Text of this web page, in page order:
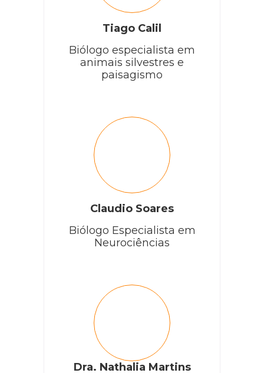
Tiago Calil
Biólogo especialista em
animais silvestres e
paisagismo
Claudio Soares
Biólogo Especialista em
Neurociências
Dra. Nathalia Martins